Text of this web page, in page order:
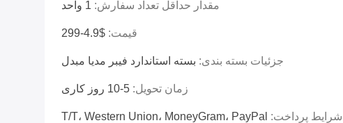
مقدار حداقل تعداد سفارش: 1 واحد
قیمت: $4.9-299
جزئیات بسته بندی: بسته استاندارد فیبر مدیا مبدل
زمان تحویل: 5-10 روز کاری
شرایط پرداخت: T/T، Western Union، MoneyGram، PayPal